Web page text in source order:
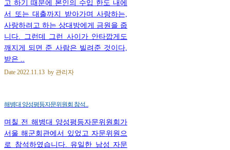
고 하기 때문에 본인의 수입 한도 내에
서 또는 대출까지 받아가며 사랑하는,
사랑하려고 하는 상대방에게 금원을 줍
니다. 그런데 그런 사이가 안타깝게도
깨지게 되면 준 사람은 빌려준 것이다,
받은 ..
Date 2022.11.13 by 관리자
해병대 양성평등자문위원회 참석...
며칠 전 해병대 양성평등자문위원회가
서울 해군회관에서 있었고 자문위원으
로 참석하였습니다. 유일한 남성 자문